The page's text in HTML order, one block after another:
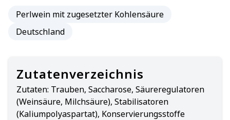
Perlwein mit zugesetzter Kohlensäure
Deutschland
Zutatenverzeichnis
Zutaten: Trauben, Saccharose, Säureregulatoren
(Weinsäure, Milchsäure), Stabilisatoren
(Kaliumpolyaspartat), Konservierungsstoffe